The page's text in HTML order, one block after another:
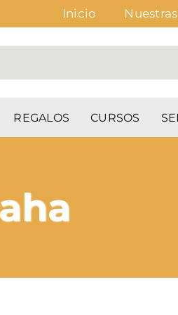
Inicio
REGALOS CURSOS